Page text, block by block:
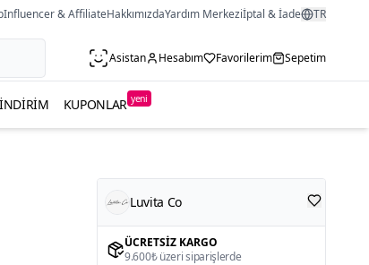
Influencer & AffiliateHakkımızdaYardım Merkeziİptal & İade TR
Asistan Hesabım Favorilerim Sepetim
İNDIRIM KUPONLAR yeni
Luvita Co
ÜCRETSIZ KARGO
9.600₺ üzeri siparişlerde